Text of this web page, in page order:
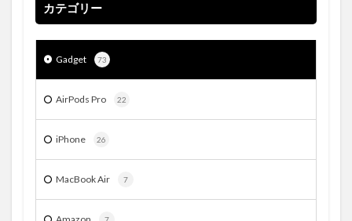
カテゴリー
Gadget 73
AirPods Pro 22
iPhone 26
MacBook Air 7